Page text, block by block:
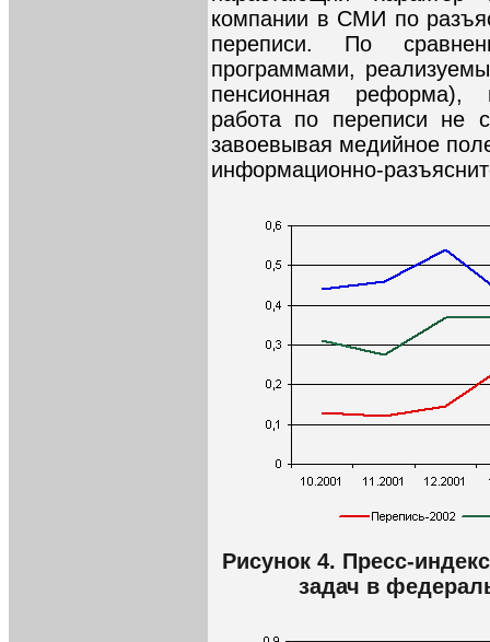
компании в СМИ по
переписи. По
программами,
пенсионная реформа),
работа по переписи не
завоевывая медийное
информационно-
Рисунок 4. Пресс-
задач в